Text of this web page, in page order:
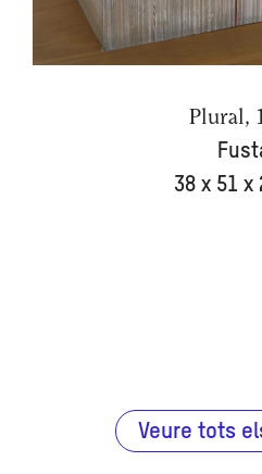
Plural,
38 x 51 x
Veure tots